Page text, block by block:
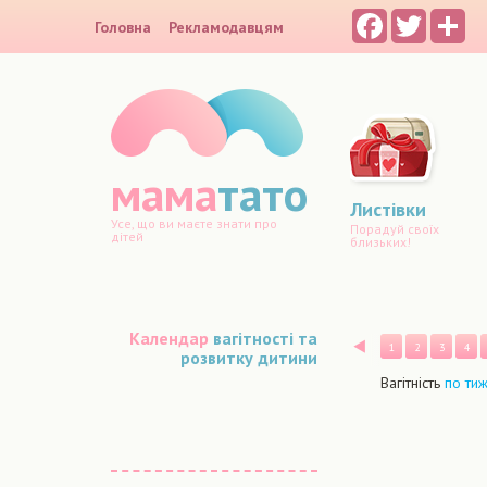
Головна Рекламодавцям FacebookTwitter
маматато
Усе, що ви маєте знати про
дітей
Листівки
Порадуй своїх
близьких!
Календар вагітності та
розвитку дитини
Назад
1 2 3 4
Вагітність по